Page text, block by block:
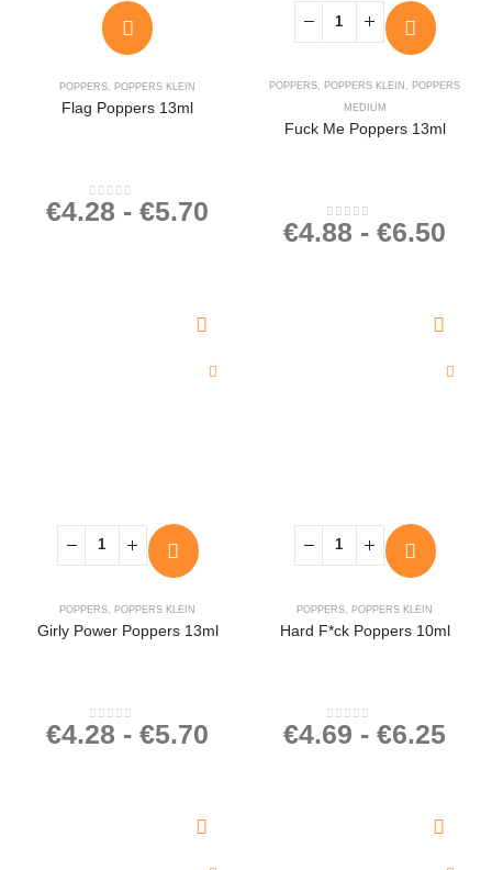
POPPERS POPPERS KLEIN
Flag Poppers 13ml
0out of 5
€4.28 - €5.70
POPPERS POPPERS KLEIN
POPPERS
MEDIUM
Fuck Me Poppers 13ml
0out of 5
€4.88 - €6.50
POPPERS POPPERS KLEIN
Girly Power Poppers 13ml
0out of 5
€4.28 - €5.70
POPPERS POPPERS KLEIN
Hard F*ck Poppers 10ml
0out of 5
€4.69 - €6.25